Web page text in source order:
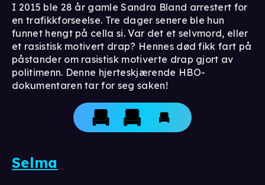
I 2015 ble 28 år gamle Sandra Bland arrestert for
en trafikkforseelse. Tre dager senere ble hun
funnet hengt på cella si. Var det et selvmord, eller
et rasistisk motivert drap? Hennes død fikk fart på
påstander om rasistisk motiverte drap gjort av
politimenn. Denne hjerteskjærende HBO-
dokumentaren tar for seg saken!
Selma⁣